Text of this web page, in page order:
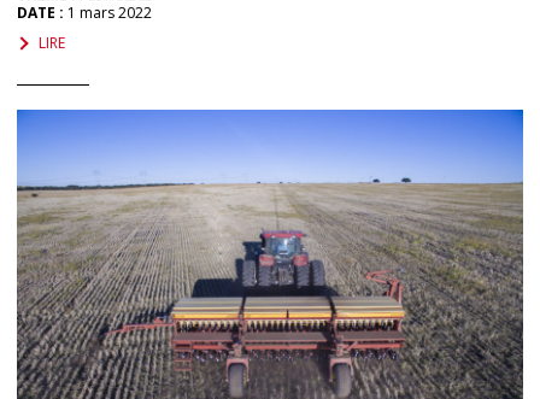
DATE : 1 mars 2022
LIRE